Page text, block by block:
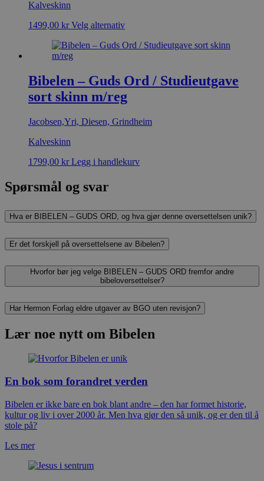
Kalveskinn
1499,00 kr Velg alternativ
Bibelen – Guds Ord / Studieutgave
sort skinn m/reg
Jacobsen,Yri, Diesen, Grindheim
Kalveskinn
1799,00 kr Legg i handlekurv
Spørsmål og svar
Hva er BIBELEN – GUDS ORD, og hva gjør denne oversettelsen unik?
Er det forskjell på oversettelsene av Bibelen?
Hvorfor bør jeg velge BIBELEN – GUDS ORD fremfor andre
bibeloversettelser?
Har Hermon Forlag eldre utgaver av BGO uten revisjon?
Lær noe nytt om Bibelen
En bok som forandret verden
Bibelen er ikke bare en bok blant andre – den har formet historie,
kultur og liv i over 2000 år. Men hva gjør den så unik, og er den til å
stole på?
Les mer